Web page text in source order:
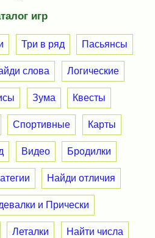
игр
Три в ряд Пасьянсы
слова Логические
Зума Квесты
Спортивные Карты
Видео Бродилки
Найди отличия
и Прически
Леталки Найти числа